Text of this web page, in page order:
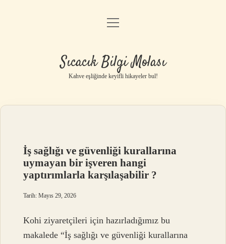
Anasayfa
Yasal Uyarı
menüyü
Sıcacık Bilgi Molası
Kahve eşliğinde keyifli hikayeler bul!
İş sağlığı ve güvenliği kurallarına
uymayan bir işveren hangi
yaptırımlarla karşılaşabilir ?
Tarih: Mayıs 29, 2026
Kohi ziyaretçileri için hazırladığımız bu
makalede “İş sağlığı ve güvenliği kurallarına